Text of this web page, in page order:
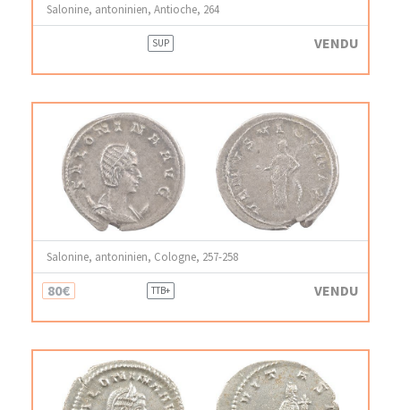
Salonine, antoninien, Antioche, 264
SUP VENDU
Salonine, antoninien, Cologne, 257-258
80€ TTB+ VENDU